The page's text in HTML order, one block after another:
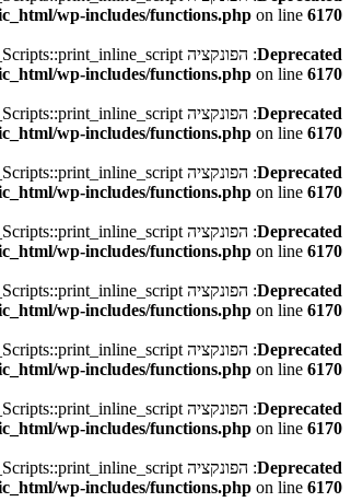
wp-includes/functions.php on line 6170
Deprecated: הפונקציה WP_Scripts::print_inline_script
wp-includes/functions.php on line 6170
Deprecated: הפונקציה WP_Scripts::print_inline_script
wp-includes/functions.php on line 6170
Deprecated: הפונקציה WP_Scripts::print_inline_script
wp-includes/functions.php on line 6170
Deprecated: הפונקציה WP_Scripts::print_inline_script
wp-includes/functions.php on line 6170
Deprecated: הפונקציה WP_Scripts::print_inline_script
wp-includes/functions.php on line 6170
Deprecated: הפונקציה WP_Scripts::print_inline_script
wp-includes/functions.php on line 6170
Deprecated: הפונקציה WP_Scripts::print_inline_script
wp-includes/functions.php on line 6170
Deprecated: הפונקציה WP_Scripts::print_inline_script
wp-includes/functions.php on line 6170